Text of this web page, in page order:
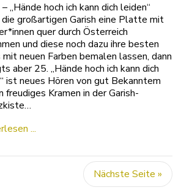
„Hände hoch ich kann dich leiden“
großartigen Garish eine Platte mit
quer durch Österreich
und diese noch dazu ihre besten
mit neuen Farben bemalen lassen, dann
aber 25. „Hände hoch ich kann dich
ist neues Hören von gut Bekanntem
freudiges Kramen in der Garish-
...
Nächste Seite »